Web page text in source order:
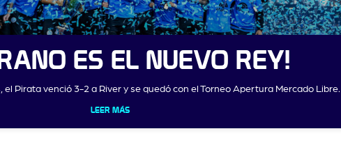
ES EL NUEVO REY!
el Pirata venció 3-2 a River y se quedó con el Torneo Apertura Mercado Libre.
LEER MÁS